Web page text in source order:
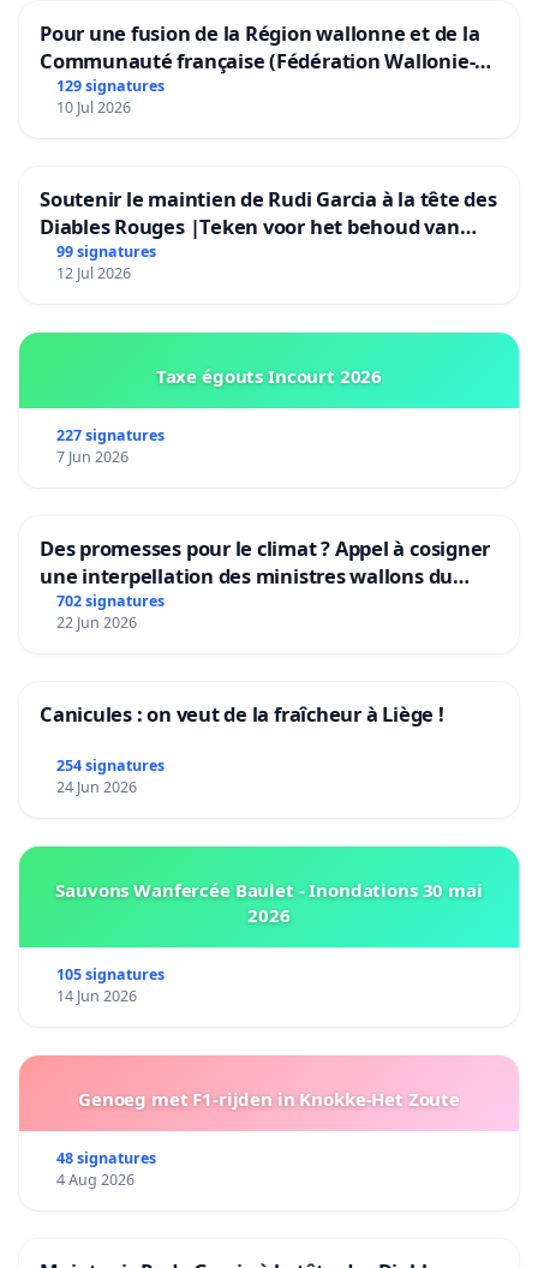
Pour une fusion de la Région wallonne et de la
Communauté française (Fédération Wallonie-
Bruxelles)
129 signatures
10 Jul 2026
Soutenir le maintien de Rudi Garcia à la tête des
Diables Rouges |Teken voor het behoud van
Rudi Garcia als bondscoach
99 signatures
12 Jul 2026
Taxe égouts Incourt 2026
227 signatures
7 Jun 2026
Des promesses pour le climat ? Appel à cosigner
une interpellation des ministres wallons du
climat et de l’environnement.
702 signatures
22 Jun 2026
Canicules : on veut de la fraîcheur à Liège !
254 signatures
24 Jun 2026
Sauvons Wanfercée Baulet - Inondations 30 mai
2026
105 signatures
14 Jun 2026
Genoeg met F1-rijden in Knokke-Het Zoute
48 signatures
4 Aug 2026